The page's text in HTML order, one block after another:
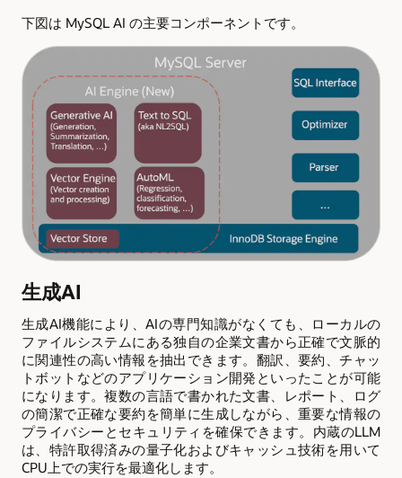
下図は MySQL AI の主要コンポーネントです。
生成AI
生成AI機能により、AIの専門知識がなくても、ローカルの
ファイルシステムにある独自の企業文書から正確で文脈的
に関連性の高い情報を抽出できます。翻訳、要約、チャッ
トボットなどのアプリケーション開発といったことが可能
になります。複数の言語で書かれた文書、レポート、ログ
の簡潔で正確な要約を簡単に生成しながら、重要な情報の
プライバシーとセキュリティを確保できます。内蔵のLLM
は、特許取得済みの量子化およびキャッシュ技術を用いて
CPU上での実行を最適化します。